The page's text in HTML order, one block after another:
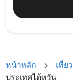
หน้าหลัก เที่ย
ประเทศไต้หวัน